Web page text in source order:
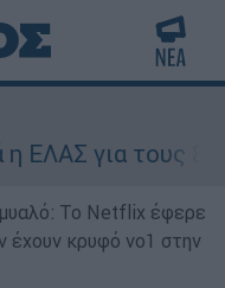
για τους 8
μυαλό: Το Netflix έφερε
έχουν κρυφό νο1 στην